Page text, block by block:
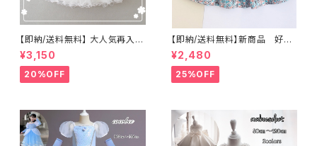
【即納/送料無料】 大人気再入荷
刺繍こどもドレスベビードレス
長袖ドレスパール付きセレモニ
ー百日祝いお宮参りコーデワン
ピースレース ふんわりドレ
cm
¥3,150
20%OFF
【即納/送料無料】新商品 好評
スモキング刺繍女の子チュニッ
クワンピース 小花柄こどもワ
ンピースチュニック こどもチュ
ニックワンピース入園式卒園式
¥2,480
25%OFF